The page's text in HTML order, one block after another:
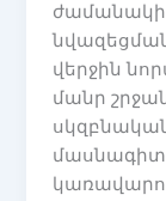
ժամանակի,
վերջին
մանր